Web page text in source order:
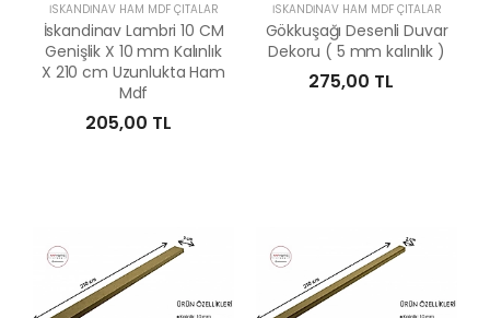
İSKANDİNAV HAM MDF ÇITALAR
İskandinav Lambri 10 CM
Genişlik X 10 mm Kalınlık
X 210 cm Uzunlukta Ham
Mdf
205,00 TL
İSKANDİNAV HAM MDF ÇITALAR
Gökkuşağı Desenli Duvar
Dekoru ( 5 mm kalınlık )
275,00 TL